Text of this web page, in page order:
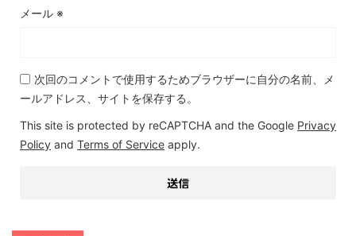
メール ※
次回のコメントで使用するためブラウザーに自分の名前、メ
ールアドレス、サイトを保存する。
This site is protected by reCAPTCHA and the Google Privacy
Policy and Terms of Service apply.